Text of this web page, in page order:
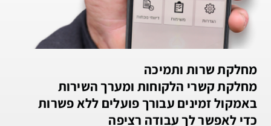
מחלקת שרות ותמיכה
מחלקת קשרי הלקוחות ומערך השירות
באמקול זמינים עבורך פועלים ללא פשרות
כדי לאפשר לך עבודה רציפה